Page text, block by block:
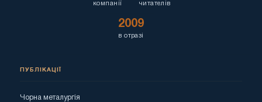
компанії читателів
2009
в отразі
ПУБЛІКАЦІЇ
Чорна металургія